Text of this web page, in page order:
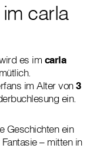
carla
es im carla
im Alter von3
ein.
Geschichten ein
– mitten in